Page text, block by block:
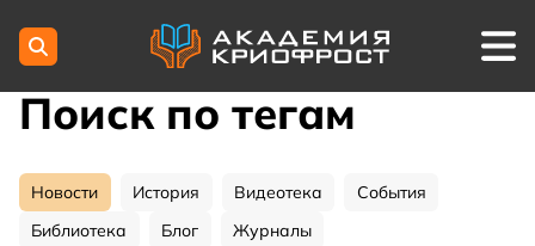
Поиск по тегам
Новости История Видеотека
События
Библиотека
Блог
Журналы